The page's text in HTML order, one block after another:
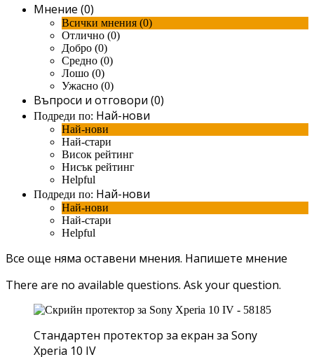
Мнение (0)
Всички мнения (0)
Отлично (0)
Добро (0)
Средно (0)
Лошо (0)
Ужасно (0)
Въпроси и отговори (0)
Подреди по: Най-нови
Най-нови
Най-стари
Висок рейтинг
Нисък рейтинг
Helpful
Подреди по: Най-нови
Най-нови
Най-стари
Helpful
Все още няма оставени мнения. Напишете мнение
There are no available questions. Ask your question.
Стандартен протектор за екран за Sony
Xperia 10 IV